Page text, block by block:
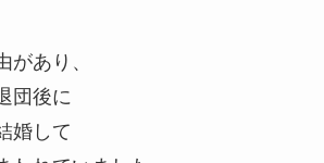
があり、
団後に
婚して